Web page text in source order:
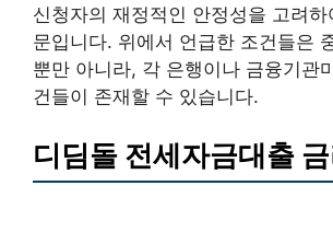
신청자의 재정적인 안정성을 고려하
문입니다. 위에서 언급한 조건들은
뿐만 아니라, 각 은행이나 금융기관
건들이 존재할 수 있습니다.
디딤돌 전세자금대출